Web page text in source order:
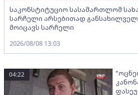
საკონსტიტუციო სასამართლომ
სარჩელი არსებითად
მოიცავს სარჩელი
2026/08/08 13:03
04:22